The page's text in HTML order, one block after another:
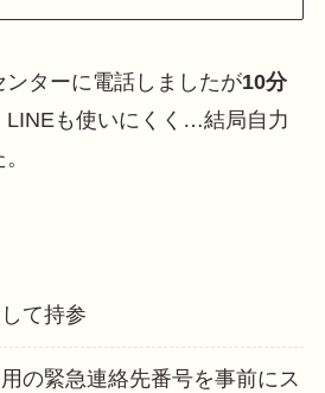
ターに電話しましたが10分
LINEも使いにくく…結局自力
て持参
用の緊急連絡先番号を事前にス